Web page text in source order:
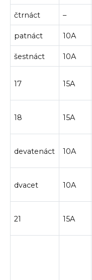
čtrnáct –
patnáct 10A
šestnáct 10A
17 15A
18 15A
devatenáct 10A
dvacet 10A
21 15A